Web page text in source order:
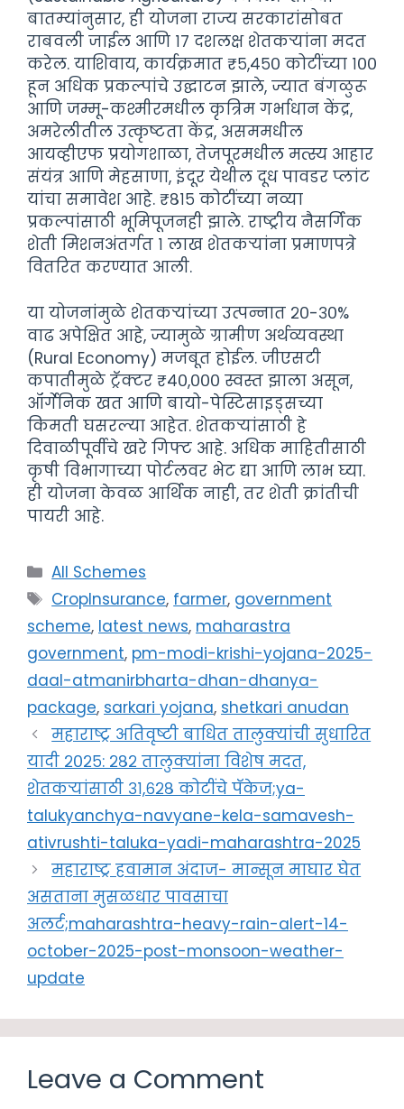
बातम्यांनुसार, ही योजना राज्य सरकारांसोबत
राबवली जाईल आणि १७ दशलक्ष शेतकऱ्यांना मदत
करेल. याशिवाय, कार्यक्रमात ₹५,४५० कोटींच्या १००
हून अधिक प्रकल्पांचे उद्घाटन झाले, ज्यात बंगळुरू
आणि जम्मू-कश्मीरमधील कृत्रिम गर्भाधान केंद्र,
अमरेलीतील उत्कृष्टता केंद्र, असममधील
आयव्हीएफ प्रयोगशाळा, तेजपूरमधील मत्स्य आहार
संयंत्र आणि मेहसाणा, इंदूर येथील दूध पावडर प्लांट
यांचा समावेश आहे. ₹८१५ कोटींच्या नव्या
प्रकल्पांसाठी भूमिपूजनही झाले. राष्ट्रीय नैसर्गिक
शेती मिशनअंतर्गत १ लाख शेतकऱ्यांना प्रमाणपत्रे
वितरित करण्यात आली.
या योजनांमुळे शेतकऱ्यांच्या उत्पन्नात २०-३०%
वाढ अपेक्षित आहे, ज्यामुळे ग्रामीण अर्थव्यवस्था
(Rural Economy) मजबूत होईल. जीएसटी
कपातीमुळे ट्रॅक्टर ₹४०,००० स्वस्त झाला असून,
ऑर्गेनिक खत आणि बायो-पेस्टिसाइड्सच्या
किमती घसरल्या आहेत. शेतकऱ्यांसाठी हे
दिवाळीपूर्वीचे खरे गिफ्ट आहे. अधिक माहितीसाठी
कृषी विभागाच्या पोर्टलवर भेट द्या आणि लाभ घ्या.
ही योजना केवळ आर्थिक नाही, तर शेती क्रांतीची
पायरी आहे.
Categories
All Schemes
Tags
CropInsurance, farmer, government
scheme, latest news, maharastra
government, pm-modi-krishi-yojana-2025-
daal-atmanirbharta-dhan-dhanya-
package, sarkari yojana, shetkari anudan
महाराष्ट्र अतिवृष्टी बाधित तालुक्यांची सुधारित
यादी २०२५: २८२ तालुक्यांना विशेष मदत,
शेतकऱ्यांसाठी ३१,६२८ कोटींचे पॅकेज;ya-
talukyanchya-navyane-kela-samavesh-
ativrushti-taluka-yadi-maharashtra-2025
महाराष्ट्र हवामान अंदाज- मान्सून माघार घेत
असताना मुसळधार पावसाचा
अलर्ट;maharashtra-heavy-rain-alert-14-
october-2025-post-monsoon-weather-
update
Leave a Comment